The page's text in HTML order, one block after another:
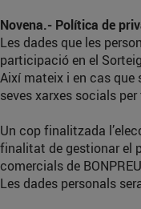
Novena.- Política de
Les dades que les
participació en el
Així mateix i en cas que
seves xarxes socials
Un cop finalitzada
finalitat de gestionar el
comercials de
Les dades personals